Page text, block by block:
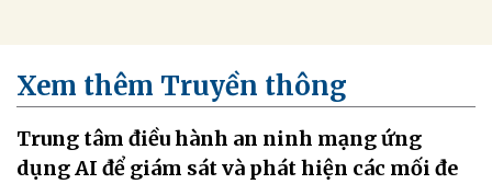
Xem thêm Truyền thông
Trung tâm điều hành an ninh mạng ứng
dụng AI để giám sát và phát hiện các mối đe